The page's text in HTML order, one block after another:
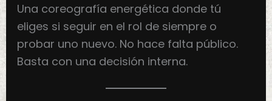
Una coreografía energética donde tú
eliges si seguir en el rol de siempre o
probar uno nuevo. No hace falta público.
Basta con una decisión interna.